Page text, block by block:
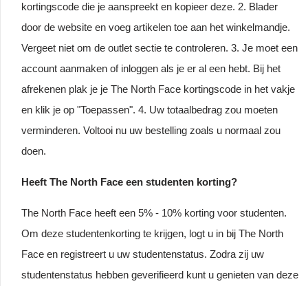
kortingscode die je aanspreekt en kopieer deze. 2. Blader
door de website en voeg artikelen toe aan het winkelmandje.
Vergeet niet om de outlet sectie te controleren. 3. Je moet een
account aanmaken of inloggen als je er al een hebt. Bij het
afrekenen plak je je The North Face kortingscode in het vakje
en klik je op "Toepassen". 4. Uw totaalbedrag zou moeten
verminderen. Voltooi nu uw bestelling zoals u normaal zou
doen.
Heeft The North Face een studenten korting?
The North Face heeft een 5% - 10% korting voor studenten.
Om deze studentenkorting te krijgen, logt u in bij The North
Face en registreert u uw studentenstatus. Zodra zij uw
studentenstatus hebben geverifieerd kunt u genieten van deze